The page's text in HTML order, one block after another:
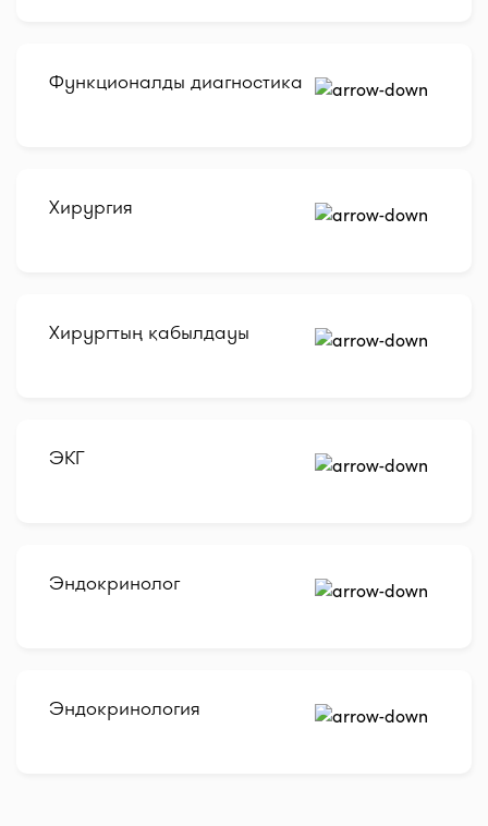
Функционалды диагностика
Хирургия
Хирургтың қабылдауы
ЭКГ
Эндокринолог
Эндокринология